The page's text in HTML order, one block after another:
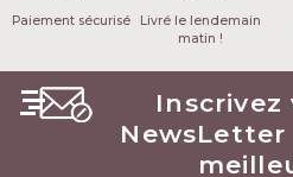
Paiement sécurisé
Livré le lendemain
matin !
Inscrivez